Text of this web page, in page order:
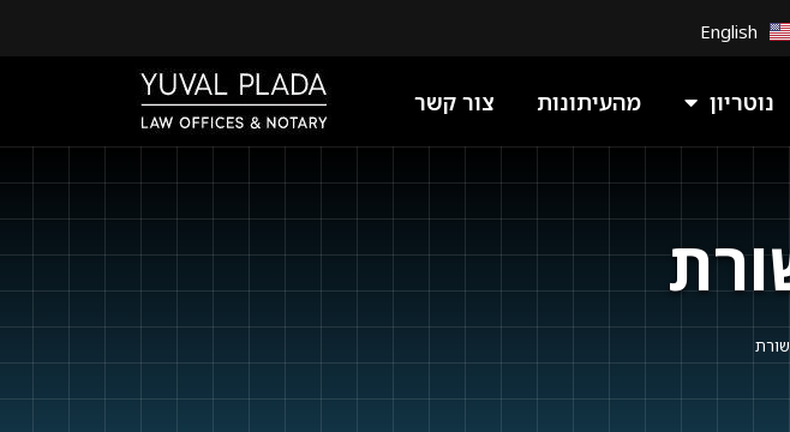
English
נוטריון מהעיתונות צור קשר